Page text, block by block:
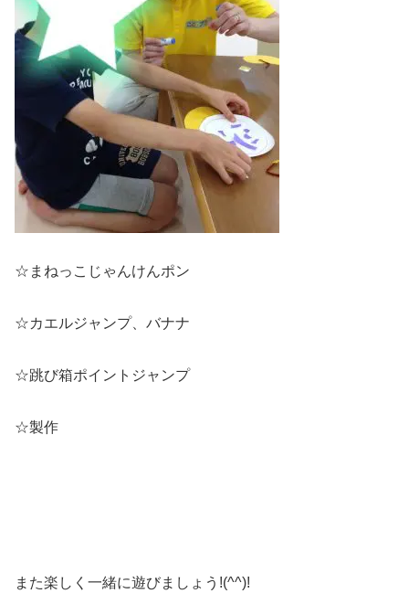
☆まねっこじゃんけんポン
☆カエルジャンプ、バナナ
☆跳び箱ポイントジャンプ
☆製作
また楽しく一緒に遊びましょう!(^^)!